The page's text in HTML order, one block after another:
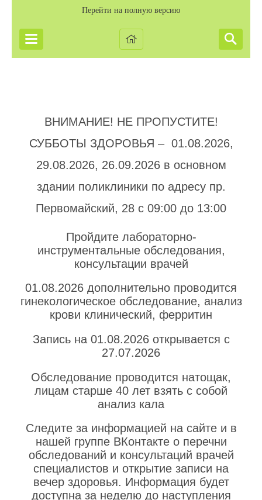
Перейти на полную версию
ВНИМАНИЕ! НЕ ПРОПУСТИТЕ!
СУББОТЫ ЗДОРОВЬЯ – 01.08.2026,
29.08.2026, 26.09.2026 в основном
здании поликлиники по адресу пр.
Первомайский, 28 с 09:00 до 13:00
Пройдите лабораторно-
инструментальные обследования,
консультации врачей
01.08.2026 дополнительно проводится
гинекологическое обследование, анализ
крови клинический, ферритин
Запись на 01.08.2026 открывается с
27.07.2026
Обследование проводится натощак,
лицам старше 40 лет взять с собой
анализ кала
Следите за информацией на сайте и в
нашей группе ВКонтакте о перечни
обследований и консультаций врачей
специалистов и открытие записи на
вечер здоровья. Информация будет
доступна за неделю до наступления